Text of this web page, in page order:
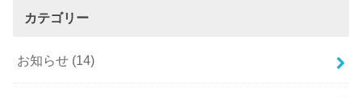
カテゴリー
お知らせ (14)